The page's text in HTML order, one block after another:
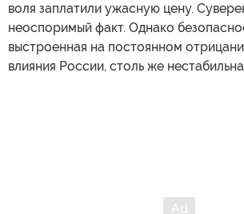
воля заплатили ужасную цену.
неоспоримый факт. Однако
выстроенная на постоянном
влияния России, столь же